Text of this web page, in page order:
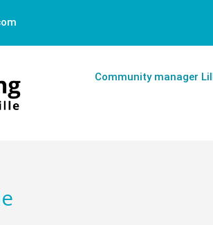
Community manager